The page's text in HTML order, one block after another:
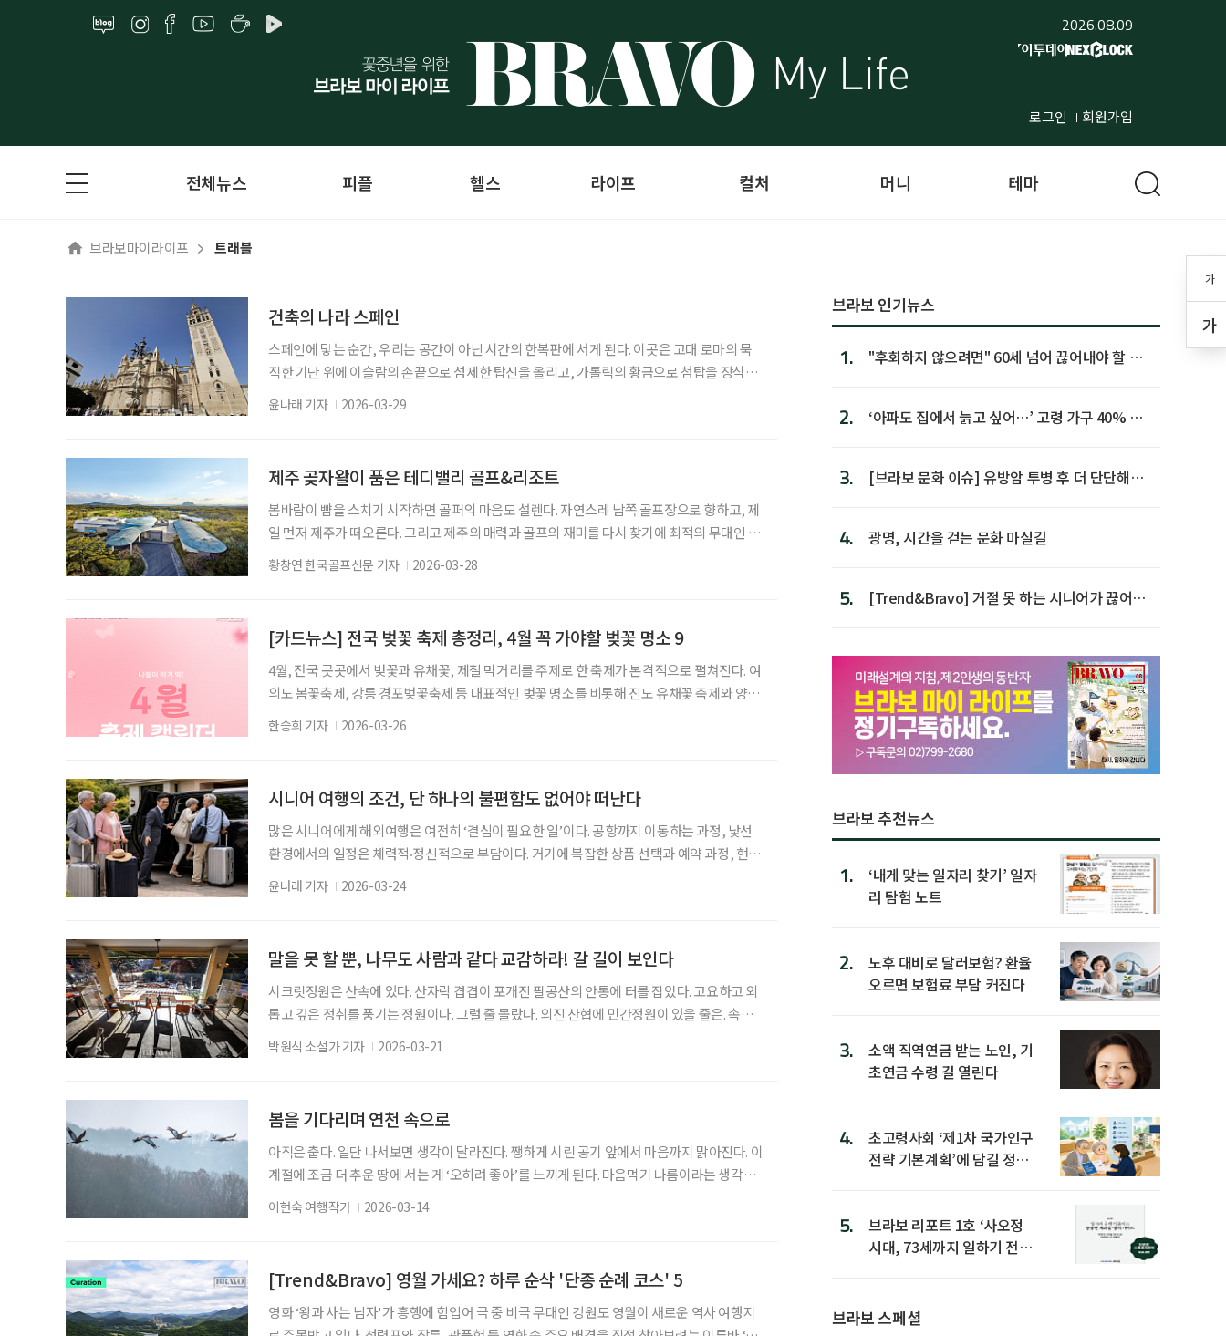
2026.08.09
로그인 회원가입
가
가
전체뉴스 피플 헬스 라이프 컬처 머니 테마
브라보마이라이프 트래블
건축의 나라 스페인
스페인에 닿는 순간, 우리는 공간이 아닌 시간의 한복판에 서게 된다. 이곳은 고대 로마의 묵
직한 기단 위에 이슬람의 손끝으로 섬세한 탑신을 올리고, 가톨릭의 황금으로 첨탑을 장식한
시간의 탑과 같다. 서로 다른 문명이 충돌하며 빚어낸 기묘한 불협화음, 그 독보적인 혼종의
미학을 찾아 스페인 건축의 깊은 내면으로 들어가 보자. 제국의 자신감, 마드리드 여행의 시작
윤나래 기자 2026-03-29
제주 곶자왈이 품은 테디밸리 골프&리조트
봄바람이 뺨을 스치기 시작하면 골퍼의 마음도 설렌다. 자연스레 남쪽 골프장으로 향하고, 제
일 먼저 제주가 떠오른다. 그리고 제주의 매력과 골프의 재미를 다시 찾기에 최적의 무대인 테
디밸리 골프&리조트로 향하게 된다. 제주공항에서 서부관광도를 따라 자동차로 약 30분쯤
달리면 산방산이 다가오고, 길가에는 유채꽃 퍼레이드가 펼쳐진다. 봄 내음 가득한 유채꽃 향
황창연 한국골프신문 기자 2026-03-28
[카드뉴스] 전국 벚꽃 축제 총정리, 4월 꼭 가야할 벚꽃 명소 9
4월, 전국 곳곳에서 벚꽃과 유채꽃, 제철 먹거리를 주제로 한 축제가 본격적으로 펼쳐진다. 여
의도 봄꽃축제, 강릉 경포벚꽃축제 등 대표적인 벚꽃 명소를 비롯해 진도 유채꽃 축제와 양평
·부여 지역의 봄 미식 축제까지 다양한 테마의 행사가 이어진다. 꽃놀이와 함께 지역 특산물
을 즐길 수 있는 축제가 동시에 열리면서 선택의 폭도 한층 넓어지는 시기다. 특히 4월은 지역
한승희 기자 2026-03-26
시니어 여행의 조건, 단 하나의 불편함도 없어야 떠난다
많은 시니어에게 해외여행은 여전히 ‘결심이 필요한 일’이다. 공항까지 이동하는 과정, 낯선
환경에서의 일정은 체력적‧정신적으로 부담이다. 거기에 복잡한 상품 선택과 예약 과정, 현지
에서의 추가 비용까지 더해지면 즐거움보다 피로가 앞선다. 최근 여행 상품은 시니어들의 불
편을 줄이는 방향으로 빠르게 변화하고 있다. 고급 호텔이나 비즈니스석 중심의 ‘프리미엄’에
윤나래 기자 2026-03-24
말을 못 할 뿐, 나무도 사람과 같다 교감하라! 갈 길이 보인다
시크릿정원은 산속에 있다. 산자락 겹겹이 포개진 팔공산의 안통에 터를 잡았다. 고요하고 외
롭고 깊은 정취를 풍기는 정원이다. 그럴 줄 몰랐다. 외진 산협에 민간정원이 있을 줄은. 속세
에 두었던 정은 거둬들이고, 초막을 조촐히 지어놓고, 있는 듯 없는 듯 소리 소문 없이, 물처럼
구름처럼 그저 담백하게 사는 은자 하나 걸어 나올 것 같은 변방에 사람을 숱하게 불러 모으는
박원식 소설가 기자 2026-03-21
봄을 기다리며 연천 속으로
아직은 춥다. 일단 나서보면 생각이 달라진다. 쨍하게 시린 공기 앞에서 마음까지 맑아진다. 이
계절에 조금 더 추운 땅에 서는 게 ‘오히려 좋아’를 느끼게 된다. 마음먹기 나름이라는 생각으
로 바뀌는 순간이다. 경기도 연천군은 낮은 기온으로 손꼽히는 대한민국 최북단이며, 최전방
이라는 말이 언제나 따라붙는다. 일기예보에서는 전국이 얼어붙었다고 하는데 연천군은 오죽
이현숙 여행작가 2026-03-14
[Trend&Bravo] 영월 가세요? 하루 순삭 '단종 순례 코스' 5
영화 ‘왕과 사는 남자'가 흥행에 힘입어 극 중 비극 무대인 강원도 영월이 새로운 역사 여행지
브라보 인기뉴스
1.
"후회하지 않으려면" 60세 넘어 끊어내야 할 사
2.
‘아파도 집에서 늙고 싶어…’ 고령 가구 40% 노
3.
[브라보 문화 이슈] 유방암 투병 후 더 단단해진
4. 광명, 시간을 걷는 문화 마실길
5.
[Trend&Bravo] 거절 못 하는 시니어가 끊어야
브라보 추천뉴스
1.
‘내게 맞는 일자리 찾기’ 일자
리 탐험 노트
2.
노후 대비로 달러보험? 환율
오르면 보험료 부담 커진다
3.
소액 직역연금 받는 노인, 기
초연금 수령 길 열린다
4.
초고령사회 ‘제1차 국가인구
전략 기본계획’에 담길 정책
5.
브라보 리포트 1호 ‘사오정
시대, 73세까지 일하기 전략’
브라보 스페셜